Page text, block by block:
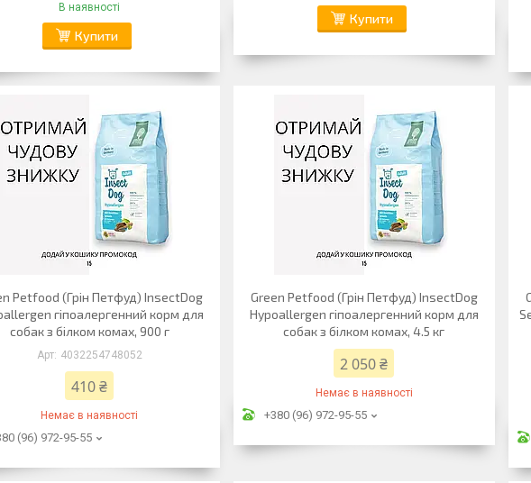
В наявності
Купити
Купити
Petfood (Грін Петфуд) InsectDog
гіпоалергенний корм для
собак з білком комах, 900 г
4032254748052
410 ₴
Немає в наявності
(96) 972-95-55
Green Petfood (Грін Петфуд) InsectDog
Hypoallergen гіпоалергенний корм для
собак з білком комах, 4.5 кг
2 050 ₴
Немає в наявності
+380 (96) 972-95-55